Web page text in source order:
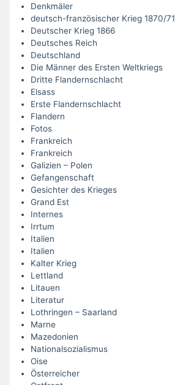
Denkmäler
deutsch-französischer Krieg 1870/71
Deutscher Krieg 1866
Deutsches Reich
Deutschland
Die Männer des Ersten Weltkriegs
Dritte Flandernschlacht
Elsass
Erste Flandernschlacht
Flandern
Fotos
Frankreich
Frankreich
Galizien – Polen
Gefangenschaft
Gesichter des Krieges
Grand Est
Internes
Irrtum
Italien
Italien
Kalter Krieg
Lettland
Litauen
Literatur
Lothringen – Saarland
Marne
Mazedonien
Nationalsozialismus
Oise
Österreicher